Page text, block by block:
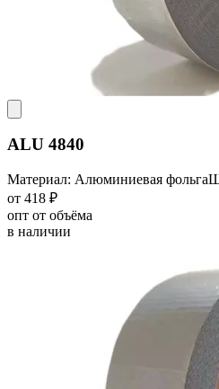
ALU 4840
Материал: Алюминиевая фольга
от 418 ₽
опт от объёма
в наличии